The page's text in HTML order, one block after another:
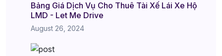
Bảng Giá Dịch Vụ Cho Thuê Tài Xế Lái Xe Hộ
LMD - Let Me Drive
August 26, 2024